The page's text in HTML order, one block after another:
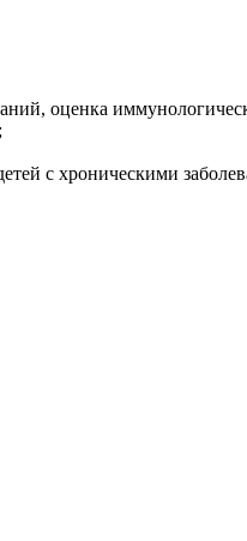
оценка
с хроническими